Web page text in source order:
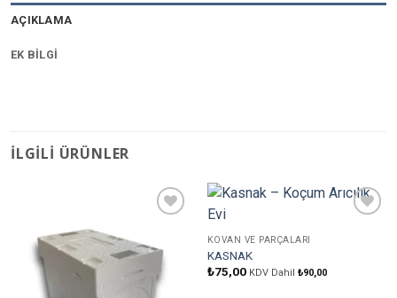
AÇIKLAMA
EK BILGI
İLGILI ÜRÜNLER
KOVAN VE PARÇALARI
KASNAK
₺75,00 KDV Dahil ₺90,00